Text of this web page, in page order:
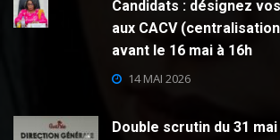
Candidats : désignez
aux CACV
avant le 16 mai à 16h
14 MAI 2026
Double scrutin du 31